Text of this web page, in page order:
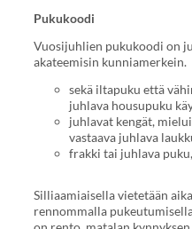
Pukukoodi
Vuosijuhlien pukukoodi on
akateemisin kunniamerkein.
sekä iltapuku että
juhlava housupuku
juhlavat kengät,
vastaava juhlava
frakki tai juhlava
Silliaamiaisella vietetään
rennommalla